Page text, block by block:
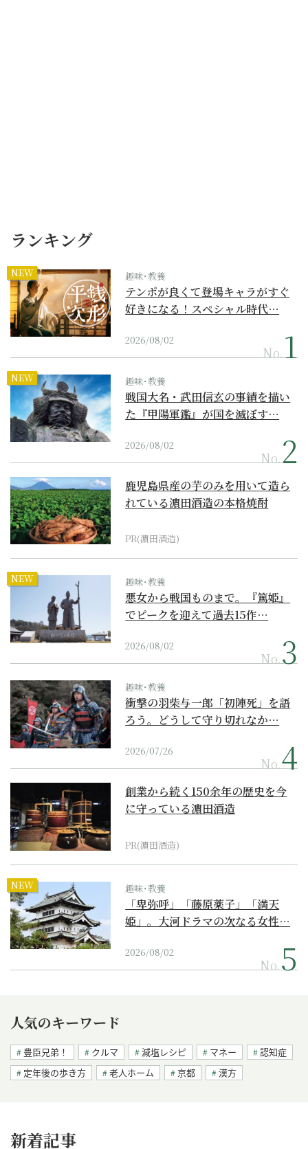
ランキング
NEW 趣味･教養
テンポが良くて登場キャラがすぐ
好きになる！スペシャル時代…
2026/08/02
No.
NEW 趣味･教養
戦国大名・武田信玄の事績を描い
た『甲陽軍鑑』が国を滅ぼす…
2026/08/02
No.
鹿児島県産の芋のみを用いて造ら
れている濵田酒造の本格焼酎
PR(濵田酒造)
NEW 趣味･教養
悪女から戦国ものまで。『篤姫』
でピークを迎えて過去15作…
2026/08/02
No.
趣味･教養
衝撃の羽柴与一郎「初陣死」を語
ろう。どうして守り切れなか…
2026/07/26
No.
創業から続く150余年の歴史を今
に守っている濵田酒造
PR(濵田酒造)
NEW 趣味･教養
「卑弥呼」「藤原薬子」「満天
姫」。大河ドラマの次なる女性…
2026/08/02
No.
人気のキーワード
豊臣兄弟！ クルマ 減塩レシピ マネー
認知症
定年後の歩き方
老人ホーム 京都 漢方
新着記事